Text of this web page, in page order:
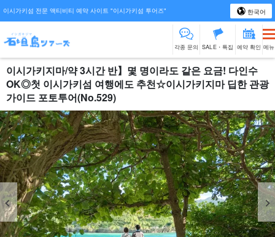
이시가키섬 전문 액티비티 예약 사이트 "이시가키섬 투어즈" 한국어
각종 문의 SALE・특집 예약 확인 메뉴
이시가키지마/약 3시간 반】몇 명이라도 같은 요금! 다인수
OK◎첫 이시가키섬 여행에도 추천☆이시가키지마 딥한 관광
가이드 포토투어(No.529)